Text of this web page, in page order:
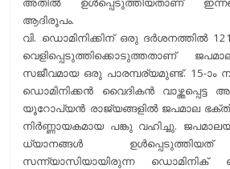
ആദിരൂപം.
വി. ഡൊമിനിക്കിന് ഒരു ദര്‍ശനത്തില്‍
വെളിപ്പെടുത്തിക്കൊടുത്തതാണ്
സജീവമായ ഒരു പാരമ്പര്യമുണ്ട്. 15-ാം
ഡൊമിനിക്കന്‍ വൈദികന്‍
യൂറോപ്യന്‍ രാജ്യങ്ങളില്‍ ജപമാല ഭക്തി
നിര്‍ണ്ണായകമായ പങ്കു വഹിച്ചു.
ധ്യാനങ്ങള്‍
സന്ന്യാസിയായിരുന്ന